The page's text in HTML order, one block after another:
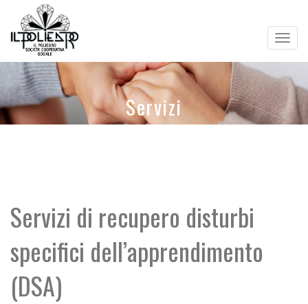
Servizi
Servizi di recupero disturbi
specifici dell’apprendimento
(DSA)